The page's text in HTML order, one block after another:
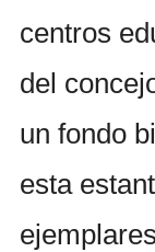
centros
del
un fondo
esta